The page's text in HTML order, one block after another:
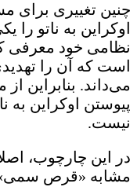
چنین تغییری برای
اوکراین به ناتو را
نظامی خود معرفی
است که آن را
می‌داند. بنابراین
پیوستن اوکراین به
نیست.
در این چارچوب،
مشابه «قرص سمی»